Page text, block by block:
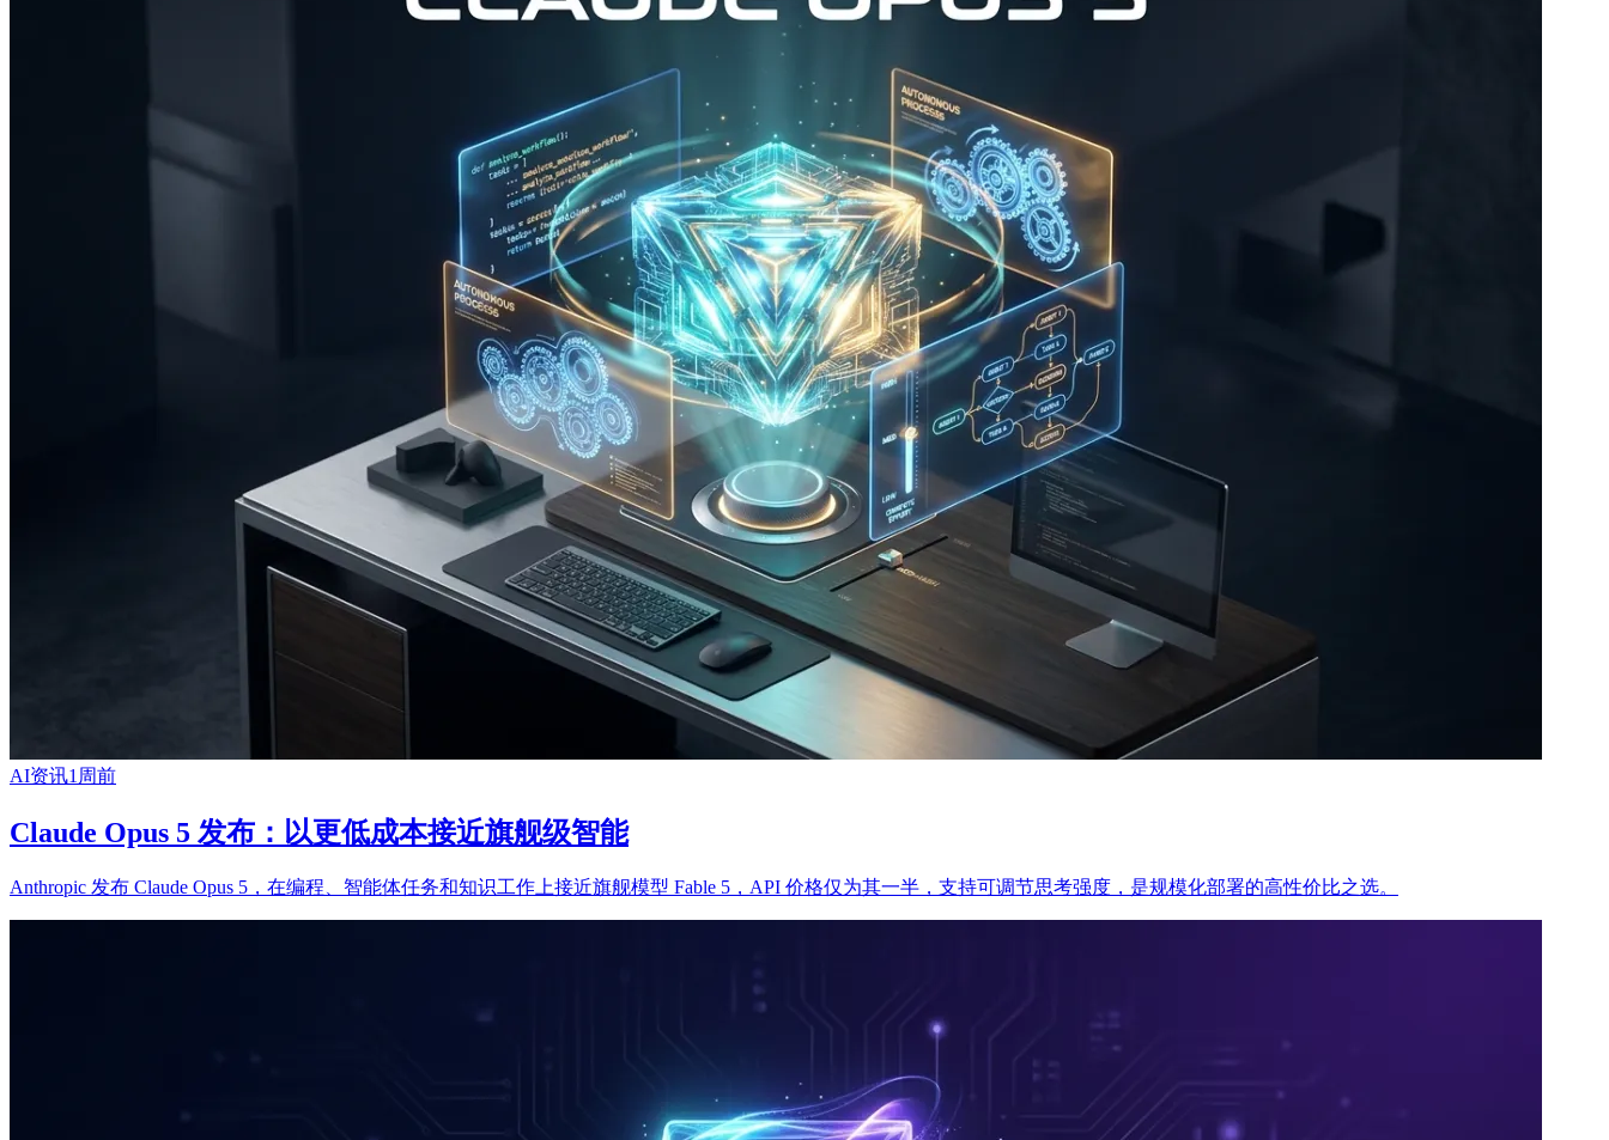
AI资讯1周前
Claude Opus 5 发布：以更低成本接近旗舰级智能
Anthropic 发布 Claude Opus 5，在编程、智能体任务和知识工作上接近旗舰模型 Fable 5，API 价格仅为其一半，支持可调节思考强度，是规模化部署的高性价比之选。